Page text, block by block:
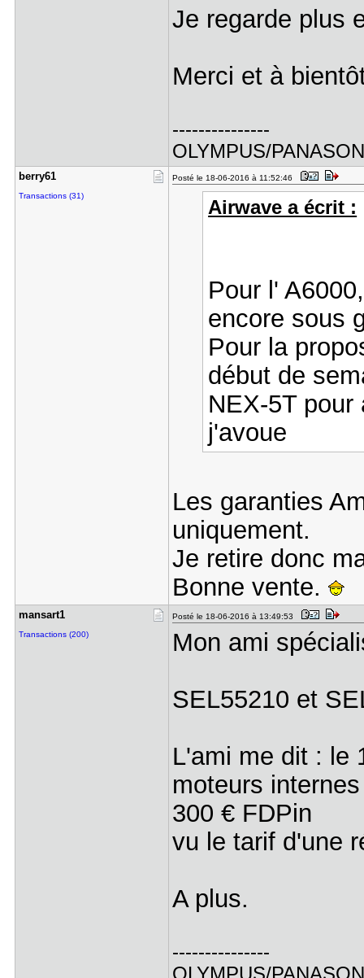
Je regarde plus
Merci et à
---------------
OLYMPUS/
berry61
Transactions (31)
Posté le 18-06-2016 à 11:52:46
Airwave a écrit :
Pour l'
encore sous
Pour la
début de
NEX-5T
j'avoue
Les garanties
uniquement.
Je retire donc
Bonne vente.
mansart1
Transactions (200)
Posté le 18-06-2016 à 13:49:53
Mon ami
SEL55210 et
L'ami me dit : le
moteurs
300 € FDPin
vu le tarif d'une
A plus.
---------------